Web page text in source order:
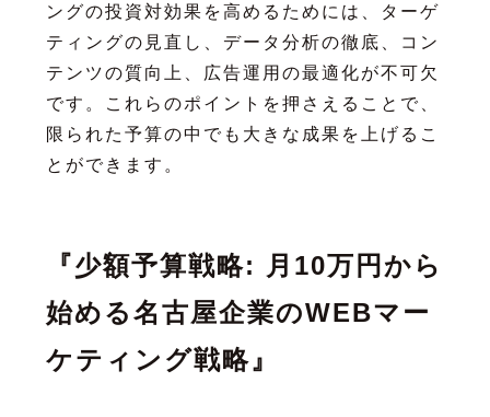
ングの投資対効果を高めるためには、ターゲ
ティングの見直し、データ分析の徹底、コン
テンツの質向上、広告運用の最適化が不可欠
です。これらのポイントを押さえることで、
限られた予算の中でも大きな成果を上げるこ
とができます。
『少額予算戦略: 月10万円から
始める名古屋企業のWEBマー
ケティング戦略』